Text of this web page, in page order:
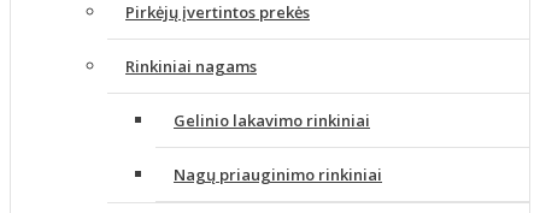
Pirkėjų įvertintos prekės
Rinkiniai nagams
Gelinio lakavimo rinkiniai
Nagų priauginimo rinkiniai